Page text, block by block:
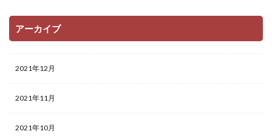
アーカイブ
2021年12月
2021年11月
2021年10月